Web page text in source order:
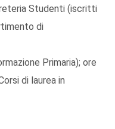
Studenti (iscritti
di
Primaria); ore
di laurea in